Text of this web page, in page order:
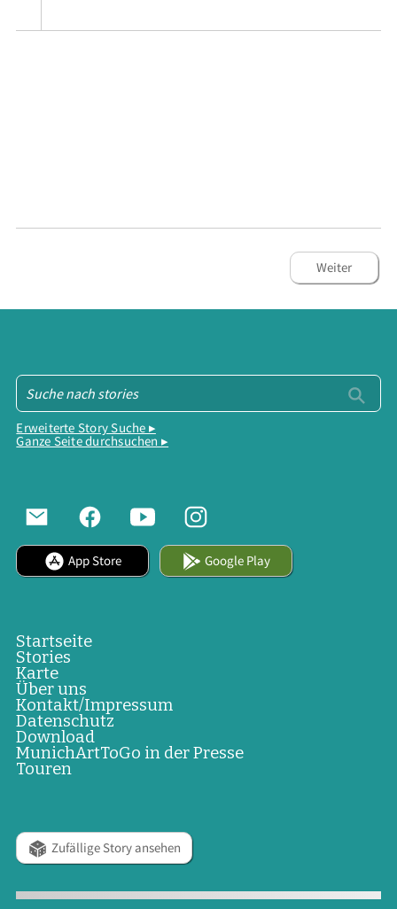
Weiter
Erweiterte Story Suche ▸
Ganze Seite durchsuchen ▸
App Store Google Play
Startseite
Stories
Karte
Über uns
Kontakt/Impressum
Datenschutz
Download
MunichArtToGo in der Presse
Touren
Zufällige Story ansehen